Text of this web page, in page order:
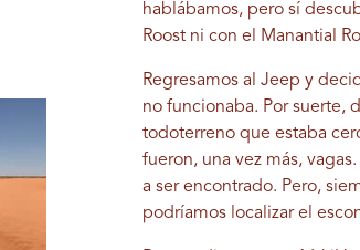
hablábamos, pero sí
Roost ni con el Manantial
Regresamos al Jeep y
no funcionaba. Por suerte,
todoterreno que estaba
fueron, una vez más,
a ser encontrado. Pero,
podríamos localizar el